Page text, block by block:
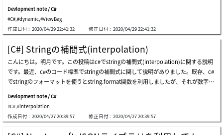
できない可能性もあります。jsonも場合はプログラム言語に関係しずに、読み込む移
植性がよいですが、シリアライズはc#で作成したらc#しか読み込まれないです。正
確にはクラス変更や他のプレートフォームでも読み込まられないことではないです
が、データ漏れが発生したり、データが可笑しくなる可能性があります。つまり、バ
グ発生する可能性があることです。仕様によってシリアライズがよいかjsonを使うか
を正しく選択して使う方がよいです。nodeというクラスをシリアライズしてbyte[]
タイプに変換しました。変換してファイルに格納します。また、格納したファイルを
読み込んでデシリアライズでbyte[]データをクラスタイプに変換します。ファイルを
メモ帳で開きました。人が解析することでは無理があります。ここまでc#でシリアラ
イズ(serialization)をする方法に関する説明でした。ご不明なところや間違いところ
があればコメントしてください。
性やパフォーマンスはよくないですが、クラスを一々宣言する必要なしでそのままに
動的なプロパティを生成してデータを格納、取得するの可能です。でも、viewbagと
はasp.mvcだけで使うものなので、それを同じ仕様で実装してc#のwindowフォーム
開発する時にも使ってみましょう。コントロールでviewbagオブジェクトに任意のプ
ロパティにデータを格納しましょう。viewファイルはviewbagの任意のプロパティか
らデータを取得しましょう。link - 参照リンクを作成中コンソールのプロジェクトを
生成してviewbagを使ってみましょう。viewbagオブジェクトがありませんというメ
ッセージが表示されいます。私がc#でwindowを作成する時、値を渡すために一つ一
つエンティティクラスを生成して開発したことがあります。そのため、一回性の値の
クラスがだんだん多くなったし、プロジェクトがすごく大きくなったし、その結果、
プロジェクトの管理性、可読性、パフォーマンスなどがすべて悪くなった経験があり
ます。それで、window form開発する時にもasp.mvcのviewbagを使ったらすごく
便利かと思いました。探してみたらありました。link - https://docs.microsoft.com/
Devlopment note / C#
#C# #dynamic #ViewBag
作成日付 : 2020/04/29 22:41:32 修正日付 : 2020/04/29 22:41:32
[C#] Stringの補間式(interpolation)
こんにちは。明月です。この投稿はc#でstringの補間式(interpolation)に関する説明
です。最近、c#のコード標準でstringの補間式に関して説明がありました。既存、c#
でstringのフォーマットを使うとstring.format関数を利用しましたが、それが数字で
め、に補間式(interpolation)があり、もっとフォーマットをしやすく表現できます。
link - https://docs.microsoft.com/en-us/dotnet/csharp/language-reference/toke
ns/interpolatedstringでstringの補間式を使うために、ダブルクォートの前に「$」
を付けて設定することで使えます。stringのの補間式(interpolation)は下記とおりに
Devlopment note / C#
#C#,#interpolation
作成日付 : 2020/04/27 20:39:57 修正日付 : 2020/04/27 20:39:57